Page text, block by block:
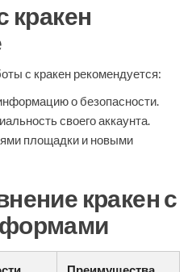
кракен
с кракен рекомендуется:
о безопасности.
своего аккаунта.
площадки и новыми
кракен с